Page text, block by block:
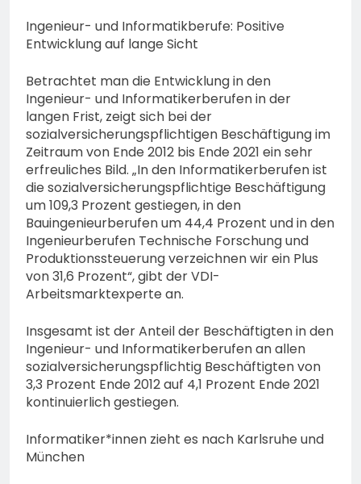
Ingenieur- und Informatikberufe: Positive
Entwicklung auf lange Sicht
Betrachtet man die Entwicklung in den
Ingenieur- und Informatikerberufen in der
langen Frist, zeigt sich bei der
sozialversicherungspflichtigen Beschäftigung im
Zeitraum von Ende 2012 bis Ende 2021 ein sehr
erfreuliches Bild. „In den Informatikerberufen ist
die sozialversicherungspflichtige Beschäftigung
um 109,3 Prozent gestiegen, in den
Bauingenieurberufen um 44,4 Prozent und in den
Ingenieurberufen Technische Forschung und
Produktionssteuerung verzeichnen wir ein Plus
von 31,6 Prozent“, gibt der VDI-
Arbeitsmarktexperte an.
Insgesamt ist der Anteil der Beschäftigten in den
Ingenieur- und Informatikerberufen an allen
sozialversicherungspflichtig Beschäftigten von
3,3 Prozent Ende 2012 auf 4,1 Prozent Ende 2021
kontinuierlich gestiegen.
Informatiker*innen zieht es nach Karlsruhe und
München